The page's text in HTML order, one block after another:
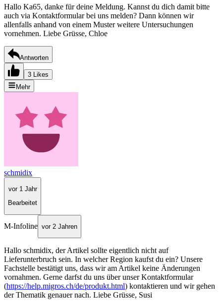
Hallo Ka65, danke für deine Meldung. Kannst du dich damit bitte
auch via Kontaktformular bei uns melden? Dann können wir
allenfalls anhand von einem Muster weitere Untersuchungen
vornehmen. Liebe Grüsse, Chloe
Antworten
3 Likes
Mehr
schmidix
vor 1 Jahr
Bearbeitet
M-Infoline vor 2 Jahren
Hallo schmidix, der Artikel sollte eigentlich nicht auf
Lieferunterbruch sein. In welcher Region kaufst du ein? Unsere
Fachstelle bestätigt uns, dass wir am Artikel keine Änderungen
vornahmen. Gerne darfst du uns über unser Kontaktformular
(https://help.migros.ch/de/produkt.html) kontaktieren und wir gehen
der Thematik genauer nach. Liebe Grüsse, Susi